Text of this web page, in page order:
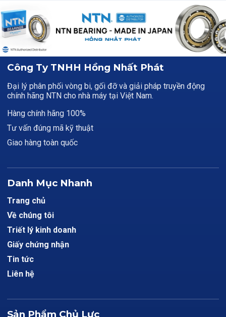
Công Ty TNHH Hồng Nhất Phát
Đại lý phân phối vòng bi, gối đỡ và giải pháp truyền động
chính hãng NTN cho nhà máy tại Việt Nam.
Hàng chính hãng 100%
Tư vấn đúng mã kỹ thuật
Giao hàng toàn quốc
Danh Mục Nhanh
Trang chủ
Về chúng tôi
Triết lý kinh doanh
Giấy chứng nhận
Tin tức
Liên hệ
Sản Phẩm Chủ Lực